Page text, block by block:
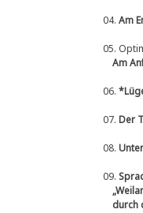
04. Am
05.
Am
06.
07. Der
08.
09.
durch